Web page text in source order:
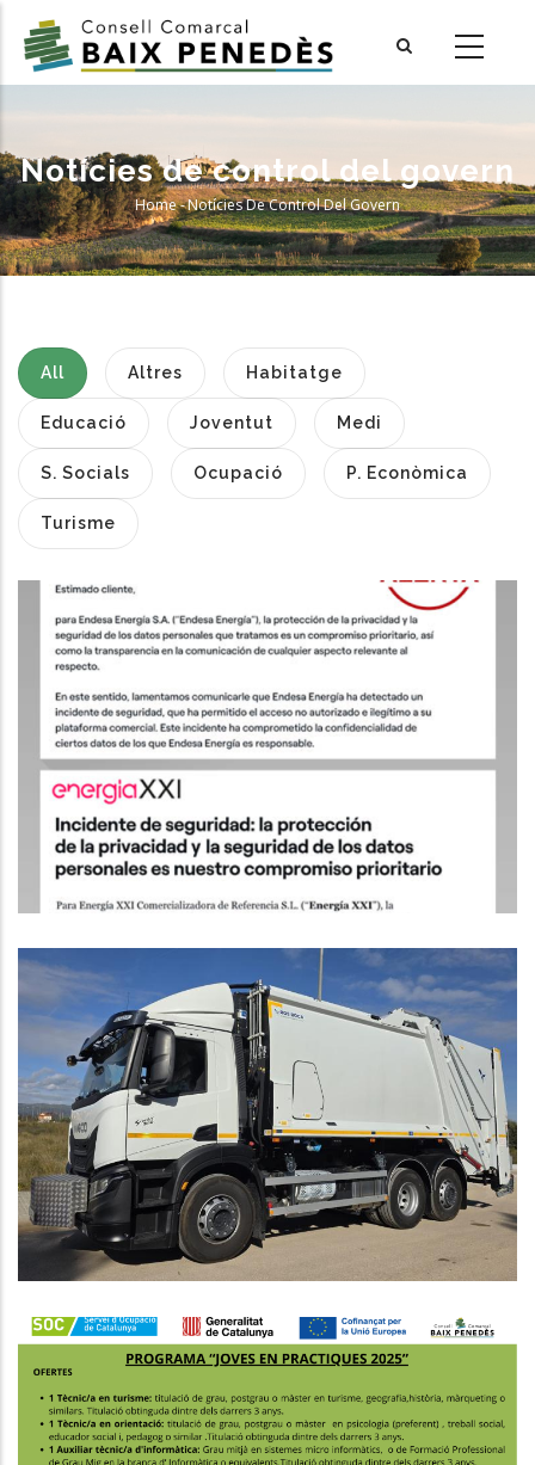
main
Notícies de control del govern
Breadcrumb
Home-Notícies De Control Del Govern
All Altres Habitatge
Educació Joventut Medi
S. Socials Ocupació P. Econòmica
Turisme
Una Filtració De Dades D’Endesa I
Energía XXI Compromet
Informació Personal Dels Seus
Clients
Altres
L'ARC Atorga Més De 400.000 € En
Subvencions Per Ajudar A Finançar
Implantacions De Sistemes
Eficients De Recollida Selectiva Al
Baix Penedès
Medi
PROGRAMA JOVES EN PRÀCTIQUES